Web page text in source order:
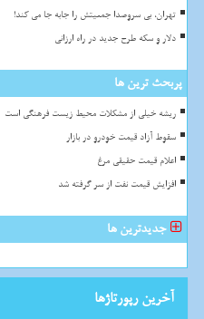
تهران، بی سروصدا جمعیتش را جابه جا می کند!
دلار و سکه طرح جدید در راه ارزانی
پربحث ترین ها
ریشه خیلی از مشکلات محیط زیست فرهنگی است
سقوط آزاد قیمت خودرو در بازار
اعلام قیمت حقیقی مرغ
افزایش قیمت نفت از سر گرفته شد
جدیدترین ها
آخرین رپورتاژها